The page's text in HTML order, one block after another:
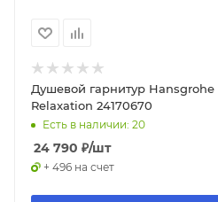
Душевой гарнитур Hansgrohe
Relaxation 24170670
Есть в наличии: 20
24 790 ₽/шт
+ 496 на счет